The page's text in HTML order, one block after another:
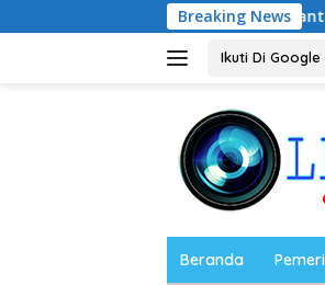
ke
Breaking News
Noorbiyanto, S.H
Ikuti Di Google
Beranda